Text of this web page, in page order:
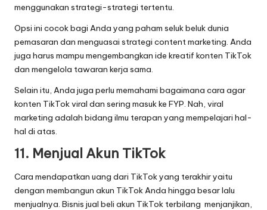
menggunakan strategi-strategi tertentu.
Opsi ini cocok bagi Anda yang paham seluk beluk dunia
pemasaran dan menguasai strategi content marketing. Anda
juga harus mampu mengembangkan ide kreatif konten TikTok
dan mengelola tawaran kerja sama.
Selain itu, Anda juga perlu memahami bagaimana cara agar
konten TikTok viral dan sering masuk ke FYP. Nah, viral
marketing adalah bidang ilmu terapan yang mempelajari hal-
hal di atas.
11. Menjual Akun TikTok
Cara mendapatkan uang dari TikTok yang terakhir yaitu
dengan membangun akun TikTok Anda hingga besar lalu
menjualnya. Bisnis jual beli akun TikTok terbilang menjanjikan,